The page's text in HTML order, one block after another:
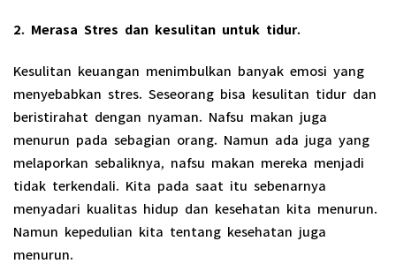
2. Merasa Stres dan kesulitan untuk tidur.
Kesulitan keuangan menimbulkan banyak emosi yang
menyebabkan stres. Seseorang bisa kesulitan tidur dan
beristirahat dengan nyaman. Nafsu makan juga
menurun pada sebagian orang. Namun ada juga yang
melaporkan sebaliknya, nafsu makan mereka menjadi
tidak terkendali. Kita pada saat itu sebenarnya
menyadari kualitas hidup dan kesehatan kita menurun.
Namun kepedulian kita tentang kesehatan juga
menurun.